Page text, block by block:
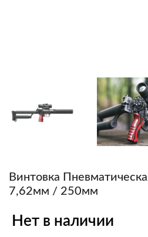
Винтовка
7,62мм / 250мм
Нет в наличии